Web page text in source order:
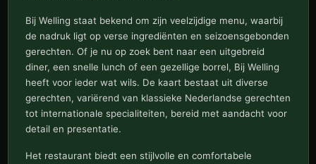
Bij Welling staat bekend om zijn veelzijdige menu, waarbij
de nadruk ligt op verse ingrediënten en seizoensgebonden
gerechten. Of je nu op zoek bent naar een uitgebreid
diner, een snelle lunch of een gezellige borrel, Bij Welling
heeft voor ieder wat wils. De kaart bestaat uit diverse
gerechten, variërend van klassieke Nederlandse gerechten
tot internationale specialiteiten, bereid met aandacht voor
detail en presentatie.
Het restaurant biedt een stijlvolle en comfortabele